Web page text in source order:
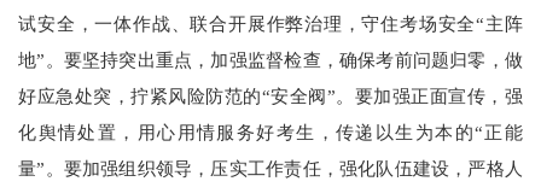
试安全，一体作战、联合开展作弊治理，守住考场安全“主阵
地”。要坚持突出重点，加强监督检查，确保考前问题归零，做
好应急处突，拧紧风险防范的“安全阀”。要加强正面宣传，强
化舆情处置，用心用情服务好考生，传递以生为本的“正能
量”。要加强组织领导，压实工作责任，强化队伍建设，严格人